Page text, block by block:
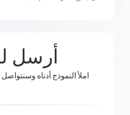
أرسل
املأ النموذج أدناه